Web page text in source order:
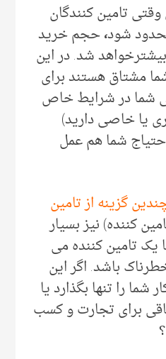
تامین کنندگان
شود،حجم خرید
شد. در این
مشتاق هستند برای
شما در شرایط خاص
یا خاصی دارید)
شما هم عمل
گزینه از تامین
کننده) نیز بسیار
یک تامین کننده می
باشد. اگر این
را تنها بگذارد یا
برای تجارت و کسب